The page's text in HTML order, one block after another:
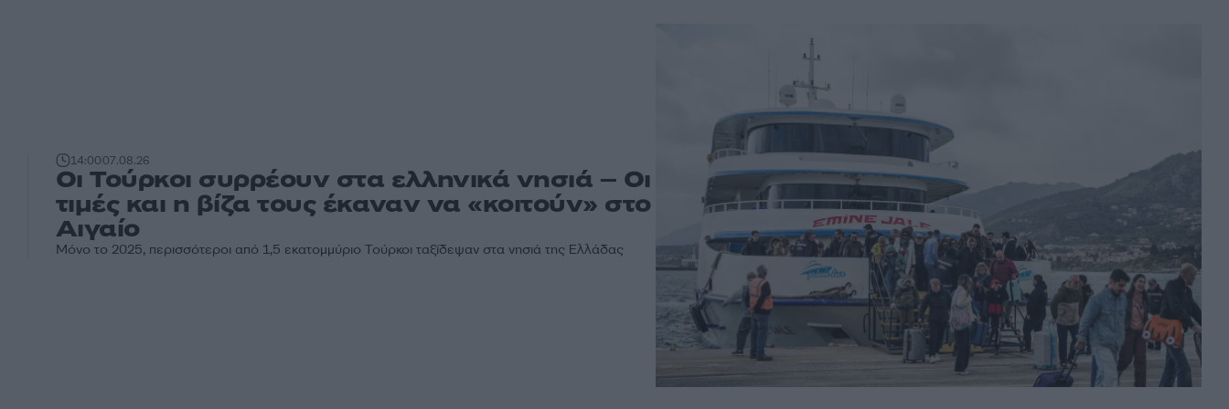
14:0007.08.26
Οι Τούρκοι συρρέουν στα ελληνικά νησιά – Οι
τιμές και η βίζα τους έκαναν να «κοιτούν» στο
Αιγαίο
Μόνο το 2025, περισσότεροι από 1,5 εκατομμύριο Τούρκοι ταξίδεψαν στα νησιά της Ελλάδας